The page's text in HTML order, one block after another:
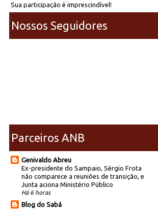
Sua participação é imprescindível!
Nossos Seguidores
Parceiros ANB
Genivaldo Abreu
Ex-presidente do Sampaio, Sérgio Frota
não comparece a reuniões de transição, e
Junta aciona Ministério Público
Há 6 horas
Blog do Sabá